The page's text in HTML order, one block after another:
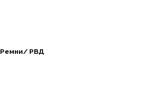
Ремни/ РВД